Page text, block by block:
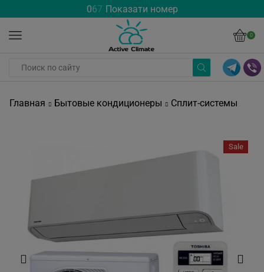
067 Показати номер
0
Главная Бытовые кондиционеры Сплит-системы
Sale